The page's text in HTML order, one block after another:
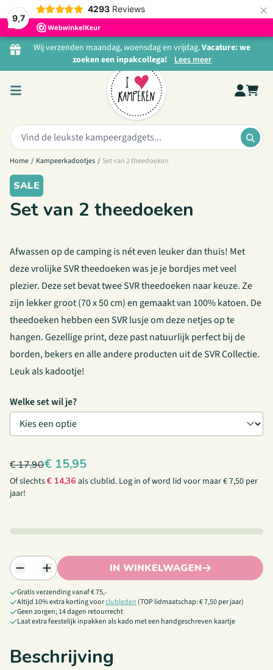
9,7
4293 Reviews ×
Ga naar de inhoud
Wij verzenden maandag, woensdag en vrijdag.Vacature: we
zoeken een inpakcollega! Lees meer
Zoeken:
Home / Kampeerkadootjes / Set van 2 theedoeken
SALE
Set van 2 theedoeken
Afwassen op de camping is nét even leuker dan thuis! Met
deze vrolijke SVR theedoeken was je je bordjes met veel
plezier. Deze set bevat twee SVR theedoeken naar keuze. Ze
zijn lekker groot (70 x 50 cm) en gemaakt van 100% katoen. De
theedoeken hebben een SVR lusje om deze netjes op te
hangen. Gezellige print, deze past natuurlijk perfect bij de
borden, bekers en alle andere producten uit deSVR Collectie.
Leuk als kadootje!
Welke set wil je?
€17,90€ 15,95
Of slechts€ 14,36 als clublid. Log in ofword lid voor maar € 7,50 per
jaar!
IN WINKELWAGEN
Gratis verzending vanaf € 75,-
Altijd 10% extra korting voorclubleden (TOP lidmaatschap: € 7,50 per jaar)
Geen zorgen; 14 dagen retourrecht
Laat extra feestelijk inpakken als kado met een handgeschreven kaartje
Beschrijving